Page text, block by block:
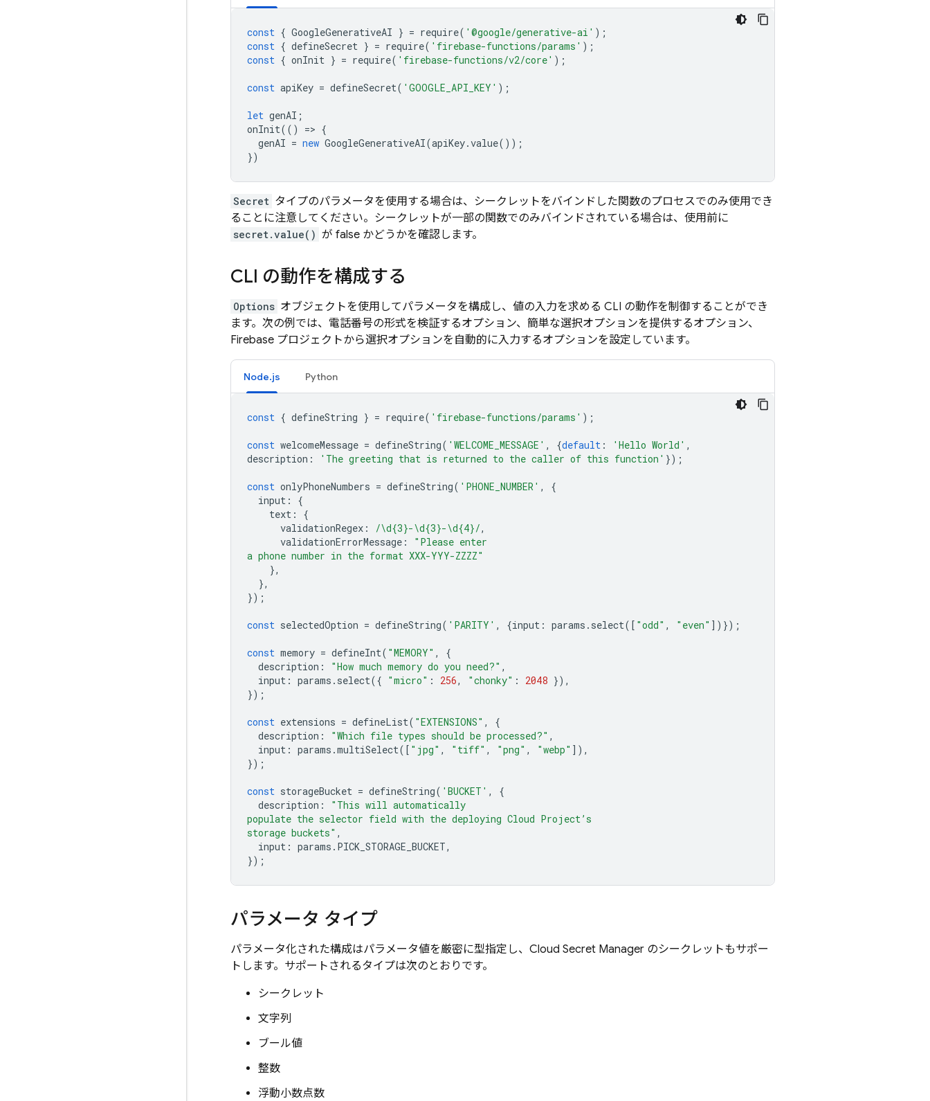
const { GoogleGenerativeAI } = require( '@google/generative-ai' );
const { defineSecret } = require( 'firebase-functions/params' );
const { onInit } = require( 'firebase-functions/v2/core' );
const apiKey = defineSecret( 'GOOGLE_API_KEY' );
let genAI ;
onInit(() => {
genAI = new GoogleGenerativeAI(apiKey.value());
})
Secret タイプのパラメータを使用する場合は、シークレットをバインドした関数のプロセスでのみ使用でき
ることに注意してください。シークレットが一部の関数でのみバインドされている場合は、使用前に
secret.value() が false かどうかを確認します。
CLI の動作を構成する
Options オブジェクトを使用してパラメータを構成し、値の入力を求める CLI の動作を制御することができ
ます。次の例では、電話番号の形式を検証するオプション、簡単な選択オプションを提供するオプション、
Firebase プロジェクトから選択オプションを自動的に入力するオプションを設定しています。
Node.js Python
const { defineString } = require( 'firebase-functions/params' );
const welcomeMessage = defineString( 'WELCOME_MESSAGE' , {default : 'Hello World' ,
description : 'The greeting that is returned to the caller of this function' });
const onlyPhoneNumbers = defineString( 'PHONE_NUMBER' ,
{
input :
{
text :
{
validationRegex : /\d{3}-\d{3}-\d{4}/,
validationErrorMessage :
"Please enter
a phone number in the format XXX-YYY-ZZZZ"
},
},
});
const selectedOption = defineString( 'PARITY' , {input : params . select([ "odd" , "even" ])});
const memory = defineInt( "MEMORY" ,
{
description : "How much memory do you need?" ,
input : params . select({ "micro" : 256, "chonky" : 2048 }),
});
const extensions = defineList( "EXTENSIONS" ,
{
description : "Which file types should be processed?" ,
input : params .multiSelect([ "jpg" , "tiff" , "png" , "webp" ]),
});
const storageBucket = defineString( 'BUCKET' ,
{
description :
"This will automatically
populate the selector field with the deploying Cloud Project’s
storage buckets" ,
input : params . PICK_STORAGE_BUCKET,
});
パラメータ タイプ
パラメータ化された構成はパラメータ値を厳密に型指定し、Cloud Secret Manager のシークレットもサポー
トします。サポートされるタイプは次のとおりです。
シークレット
文字列
ブール値
整数
浮動小数点数